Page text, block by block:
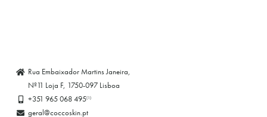
Rua Embaixador Martins Janeira,
Nº11 Loja F, 1750-097 Lisboa
+351 965 068 495(1)
geral@coccoskin.pt